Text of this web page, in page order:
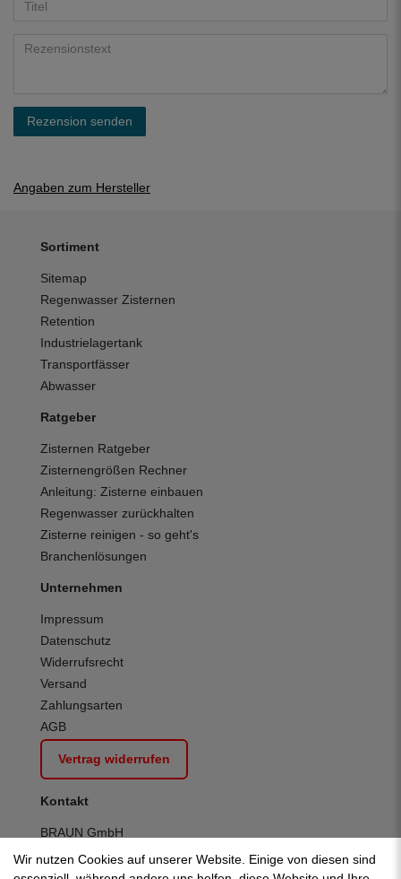
Rezension senden
Angaben zum Hersteller
Sortiment
Sitemap
Regenwasser Zisternen
Retention
Industrielagertank
Transportfässer
Abwasser
Ratgeber
Zisternen Ratgeber
Zisternengrößen Rechner
Anleitung: Zisterne einbauen
Regenwasser zurückhalten
Zisterne reinigen - so geht's
Branchenlösungen
Unternehmen
Impressum
Datenschutz
Widerrufsrecht
Versand
Zahlungsarten
AGB
Vertrag widerrufen
Kontakt
BRAUN GmbH
Wir nutzen Cookies auf unserer Website. Einige von diesen sind